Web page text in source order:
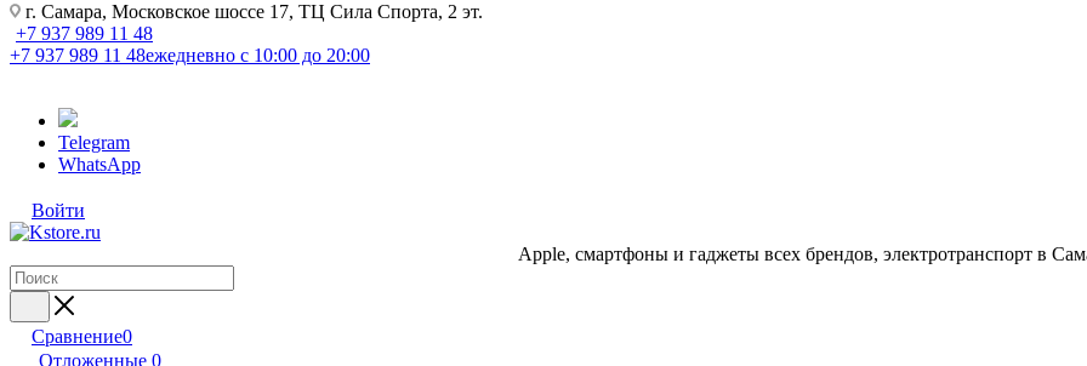
г. Самара, Московское шоссе 17, ТЦ Сила Спорта, 2 эт.
+7 937 989 11 48
+7 937 989 11 48ежедневно с 10:00 до 20:00
Telegram
WhatsApp
Войти
Apple, cмартфоны и гаджеты всех брендов, электротранспорт в
Сравнение0
Отложенные 0